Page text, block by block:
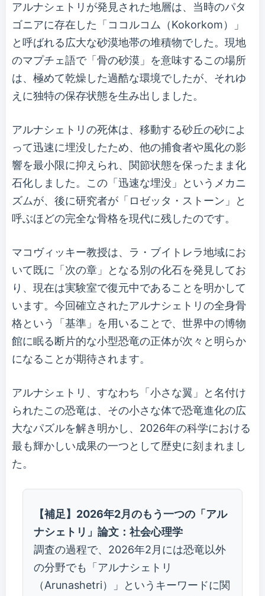
アルナシェトリが発見された地層は、当時のパタ
ゴニアに存在した「ココルコム（Kokorkom）」
と呼ばれる広大な砂漠地帯の堆積物でした。現地
のマプチェ語で「骨の砂漠」を意味するこの場所
は、極めて乾燥した過酷な環境でしたが、それゆ
えに独特の保存状態を生み出しました。
アルナシェトリの死体は、移動する砂丘の砂によ
って迅速に埋没したため、他の捕食者や風化の影
響を最小限に抑えられ、関節状態を保ったまま化
石化しました。この「迅速な埋没」というメカニ
ズムが、後に研究者が「ロゼッタ・ストーン」と
呼ぶほどの完全な骨格を現代に残したのです。
マコヴィッキー教授は、ラ・ブイトレラ地域にお
いて既に「次の章」となる別の化石を発見してお
り、現在は実験室で復元中であることを明かして
います。今回確立されたアルナシェトリの全身骨
格という「基準」を用いることで、世界中の博物
館に眠る断片的な小型恐竜の正体が次々と明らか
になることが期待されます。
アルナシェトリ、すなわち「小さな翼」と名付け
られたこの恐竜は、その小さな体で恐竜進化の広
大なパズルを解き明かし、2026年の科学における
最も輝かしい成果の一つとして歴史に刻まれまし
た。
【補足】2026年2月のもう一つの「アル
ナシェトリ」論文：社会心理学
調査の過程で、2026年2月には恐竜以外
の分野でも「アルナシェトリ
（Arunashetri）」というキーワードに関